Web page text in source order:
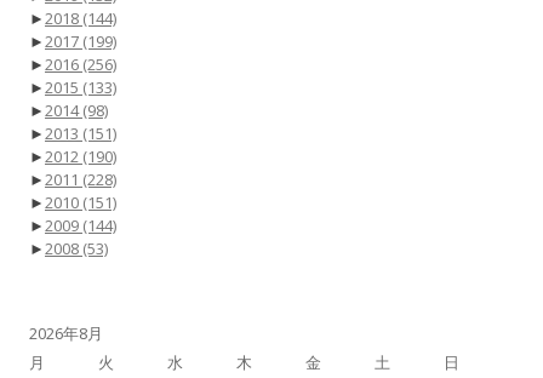
►2018 (144)
►2017 (199)
►2016 (256)
►2015 (133)
►2014(98)
►2013 (151)
►2012 (190)
►2011 (228)
►2010 (151)
►2009 (144)
►2008 (53)
2026年8月
月
火 水 木 金 土 日